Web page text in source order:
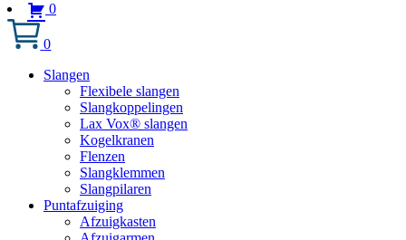
0
0
Slangen
Flexibele slangen
Slangkoppelingen
Lax Vox® slangen
Kogelkranen
Flenzen
Slangklemmen
Slangpilaren
Puntafzuiging
Afzuigkasten